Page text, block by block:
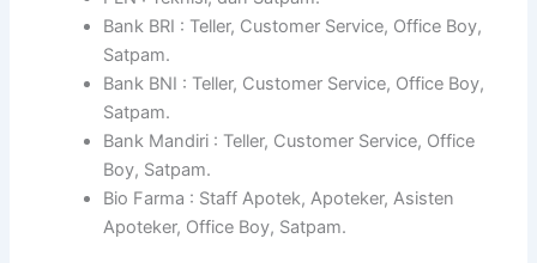
Bank BRI : Teller, Customer Service, Office Boy,
Satpam.
Bank BNI : Teller, Customer Service, Office Boy,
Satpam.
Bank Mandiri : Teller, Customer Service, Office
Boy, Satpam.
Bio Farma : Staff Apotek, Apoteker, Asisten
Apoteker, Office Boy, Satpam.